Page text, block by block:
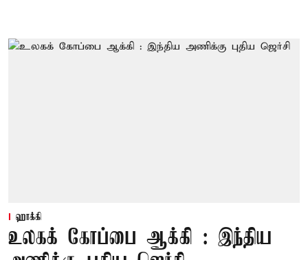
ஹாக்கி
உலகக் கோப்பை ஆக்கி : இந்திய